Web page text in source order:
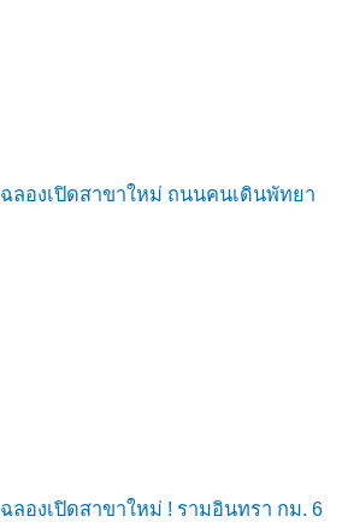
ฉลองเปิดสาขาใหม่ ถนนคนเดินพัทยา
ฉลองเปิดสาขาใหม่ ! รามอินทรา กม. 6